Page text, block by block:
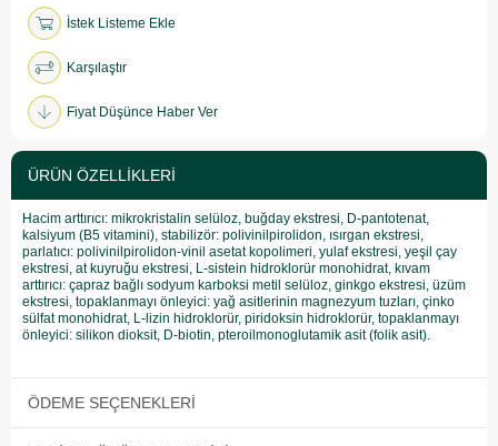
İstek Listeme Ekle
Karşılaştır
Fiyat Düşünce Haber Ver
ÜRÜN ÖZELLIKLERI
Hacim arttırıcı: mikrokristalin selüloz, buğday ekstresi, D-pantotenat,
kalsiyum (B5 vitamini), stabilizör: polivinilpirolidon, ısırgan ekstresi,
parlatıcı: polivinilpirolidon-vinil asetat kopolimeri, yulaf ekstresi, yeşil çay
ekstresi, at kuyruğu ekstresi, L-sistein hidroklorür monohidrat, kıvam
arttırıcı: çapraz bağlı sodyum karboksi metil selüloz, ginkgo ekstresi, üzüm
ekstresi, topaklanmayı önleyici: yağ asitlerinin magnezyum tuzları, çinko
sülfat monohidrat, L-lizin hidroklorür, piridoksin hidroklorür, topaklanmayı
önleyici: silikon dioksit, D-biotin, pteroilmonoglutamik asit (folik asit).
ÖDEME SEÇENEKLERI